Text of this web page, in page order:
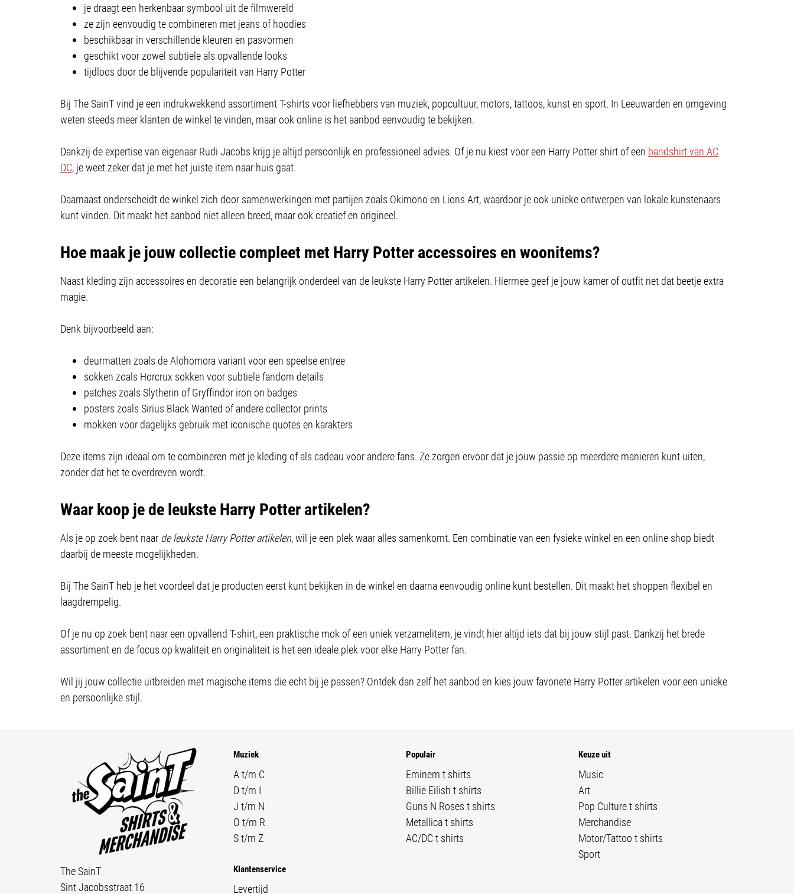
je draagt een herkenbaar symbool uit de filmwereld
ze zijn eenvoudig te combineren met jeans of hoodies
beschikbaar in verschillende kleuren en pasvormen
geschikt voor zowel subtiele als opvallende looks
tijdloos door de blijvende populariteit van Harry Potter
Bij The SainT vind je een indrukwekkend assortiment T-shirts voor liefhebbers van muziek, popcultuur, motors, tattoos, kunst en sport. In Leeuwarden en omgeving
weten steeds meer klanten de winkel te vinden, maar ook online is het aanbod eenvoudig te bekijken.
Dankzij de expertise van eigenaar Rudi Jacobs krijg je altijd persoonlijk en professioneel advies. Of je nu kiest voor een Harry Potter shirt of een bandshirt van AC
DC, je weet zeker dat je met het juiste item naar huis gaat.
Daarnaast onderscheidt de winkel zich door samenwerkingen met partijen zoals Okimono en Lions Art, waardoor je ook unieke ontwerpen van lokale kunstenaars
kunt vinden. Dit maakt het aanbod niet alleen breed, maar ook creatief en origineel.
Hoe maak je jouw collectie compleet met Harry Potter accessoires en woonitems?
Naast kleding zijn accessoires en decoratie een belangrijk onderdeel van de leukste Harry Potter artikelen. Hiermee geef je jouw kamer of outfit net dat beetje extra
magie.
Denk bijvoorbeeld aan:
deurmatten zoals de Alohomora variant voor een speelse entree
sokken zoals Horcrux sokken voor subtiele fandom details
patches zoals Slytherin of Gryffindor iron on badges
posters zoals Sirius Black Wanted of andere collector prints
mokken voor dagelijks gebruik met iconische quotes en karakters
Deze items zijn ideaal om te combineren met je kleding of als cadeau voor andere fans. Ze zorgen ervoor dat je jouw passie op meerdere manieren kunt uiten,
zonder dat het te overdreven wordt.
Waar koop je de leukste Harry Potter artikelen?
Als je op zoek bent naar de leukste Harry Potter artikelen, wil je een plek waar alles samenkomt. Een combinatie van een fysieke winkel en een online shop biedt
daarbij de meeste mogelijkheden.
Bij The SainT heb je het voordeel dat je producten eerst kunt bekijken in de winkel en daarna eenvoudig online kunt bestellen. Dit maakt het shoppen flexibel en
laagdrempelig.
Of je nu op zoek bent naar een opvallend T-shirt, een praktische mok of een uniek verzamelitem, je vindt hier altijd iets dat bij jouw stijl past. Dankzij het brede
assortiment en de focus op kwaliteit en originaliteit is het een ideale plek voor elke Harry Potter fan.
Wil jij jouw collectie uitbreiden met magische items die echt bij je passen? Ontdek dan zelf het aanbod en kies jouw favoriete Harry Potter artikelen voor een unieke
en persoonlijke stijl.
The SainT
Sint Jacobsstraat 16
Muziek
A t/m C
D t/m I
J t/m N
O t/m R
S t/m Z
Populair
Eminem t shirts
Billie Eilish t shirts
Guns N Roses t shirts
Metallica t shirts
AC/DC t shirts
Keuze uit
Music
Art
Pop Culture t shirts
Merchandise
Motor/Tattoo t shirts
Sport
Klantenservice
Levertijd